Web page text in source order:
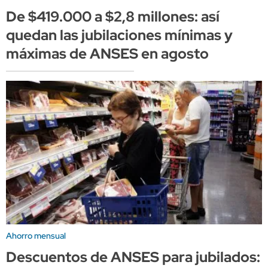
De $419.000 a $2,8 millones: así
quedan las jubilaciones mínimas y
máximas de ANSES en agosto
Ahorro mensual
Descuentos de ANSES para jubilados: